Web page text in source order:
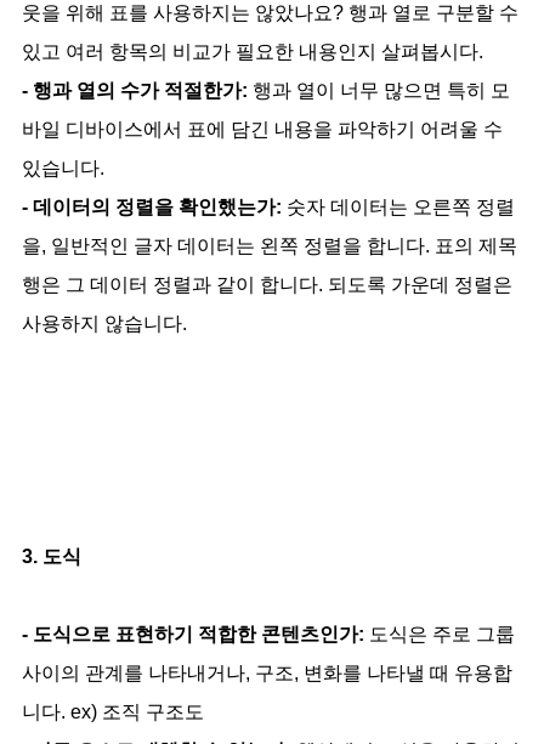
웃을 위해 표를 사용하지는 않았나요? 행과 열로 구분할 수
있고 여러 항목의 비교가 필요한 내용인지 살펴봅시다.
- 행과 열의 수가 적절한가: 행과 열이 너무 많으면 특히 모
바일 디바이스에서 표에 담긴 내용을 파악하기 어려울 수
있습니다.
- 데이터의 정렬을 확인했는가: 숫자 데이터는 오른쪽 정렬
을, 일반적인 글자 데이터는 왼쪽 정렬을 합니다. 표의 제목
행은 그 데이터 정렬과 같이 합니다. 되도록 가운데 정렬은
사용하지 않습니다.
3. 도식
- 도식으로 표현하기 적합한 콘텐츠인가: 도식은 주로 그룹
사이의 관계를 나타내거나, 구조, 변화를 나타낼 때 유용합
니다. ex) 조직 구조도